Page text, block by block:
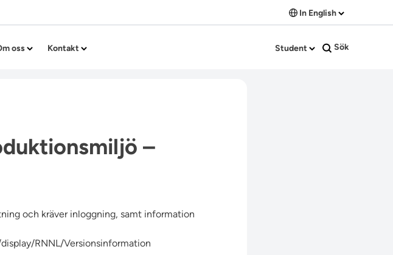
In English
oss Kontakt Student Sök
–
och kräver inloggning, samt information
RNNL/Versionsinformation